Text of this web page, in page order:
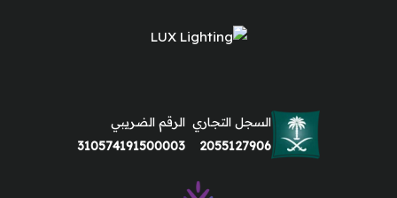
السجل التجاري
2055127906
الرقم الضريبي
310574191500003